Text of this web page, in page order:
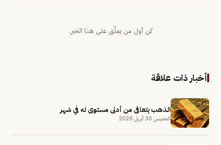
كن أول من يعلّق على هذا الخبر.
أخبار ذات علاقة
الذهب يتعافى من أدنى مستوى له في شهر
الخميس 30 أبريل 2026